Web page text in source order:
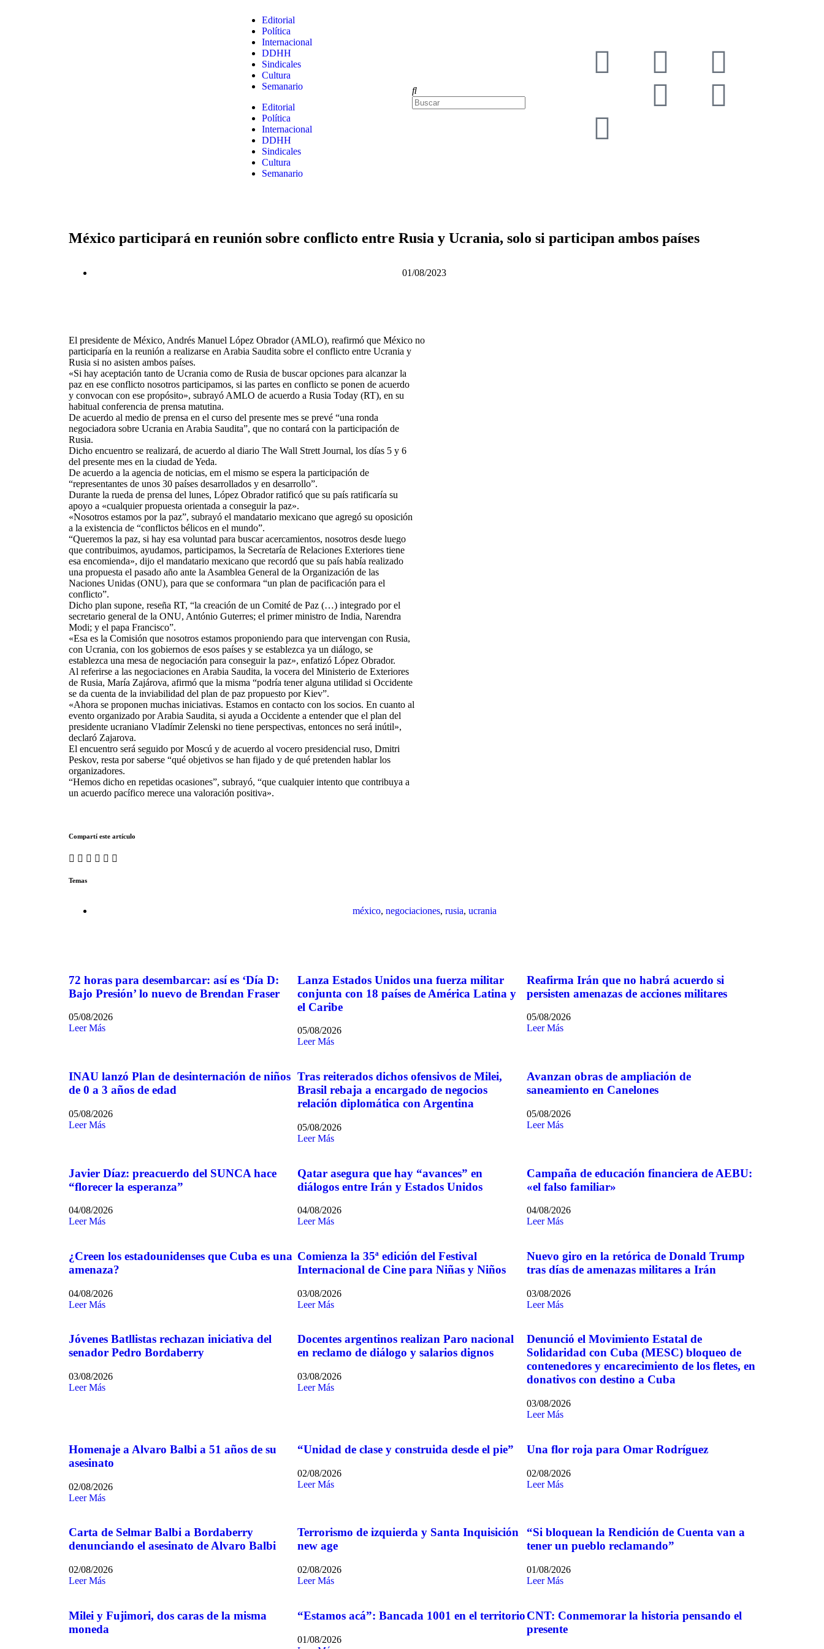
Editorial
Política
Internacional
DDHH
Sindicales
Cultura
Semanario
Editorial
Política
Internacional
DDHH
Sindicales
Cultura
Semanario
México participará en reunión sobre conflicto entre Rusia y Ucrania, solo si participan ambos países
01/08/2023
El presidente de México, Andrés Manuel López Obrador (AMLO), reafirmó que México no
participaría en la reunión a realizarse en Arabia Saudita sobre el conflicto entre Ucrania y
Rusia si no asisten ambos países.
«Si hay aceptación tanto de Ucrania como de Rusia de buscar opciones para alcanzar la
paz en ese conflicto nosotros participamos, si las partes en conflicto se ponen de acuerdo
y convocan con ese propósito», subrayó AMLO de acuerdo a Rusia Today (RT), en su
habitual conferencia de prensa matutina.
De acuerdo al medio de prensa en el curso del presente mes se prevé “una ronda
negociadora sobre Ucrania en Arabia Saudita”, que no contará con la participación de
Rusia.
Dicho encuentro se realizará, de acuerdo al diario The Wall Strett Journal, los días 5 y 6
del presente mes en la ciudad de Yeda.
De acuerdo a la agencia de noticias, em el mismo se espera la participación de
“representantes de unos 30 países desarrollados y en desarrollo”.
Durante la rueda de prensa del lunes, López Obrador ratificó que su país ratificaría su
apoyo a «cualquier propuesta orientada a conseguir la paz».
«Nosotros estamos por la paz”, subrayó el mandatario mexicano que agregó su oposición
a la existencia de “conflictos bélicos en el mundo”.
“Queremos la paz, si hay esa voluntad para buscar acercamientos, nosotros desde luego
que contribuimos, ayudamos, participamos, la Secretaría de Relaciones Exteriores tiene
esa encomienda», dijo el mandatario mexicano que recordó que su país había realizado
una propuesta el pasado año ante la Asamblea General de la Organización de las
Naciones Unidas (ONU), para que se conformara “un plan de pacificación para el
conflicto”.
Dicho plan supone, reseña RT, “la creación de un Comité de Paz (…) integrado por el
secretario general de la ONU, António Guterres; el primer ministro de India, Narendra
Modi; y el papa Francisco”.
«Esa es la Comisión que nosotros estamos proponiendo para que intervengan con Rusia,
con Ucrania, con los gobiernos de esos países y se establezca ya un diálogo, se
establezca una mesa de negociación para conseguir la paz», enfatizó López Obrador.
Al referirse a las negociaciones en Arabia Saudita, la vocera del Ministerio de Exteriores
de Rusia, María Zajárova, afirmó que la misma “podría tener alguna utilidad si Occidente
se da cuenta de la inviabilidad del plan de paz propuesto por Kiev”.
«Ahora se proponen muchas iniciativas. Estamos en contacto con los socios. En cuanto al
evento organizado por Arabia Saudita, si ayuda a Occidente a entender que el plan del
presidente ucraniano Vladímir Zelenski no tiene perspectivas, entonces no será inútil»,
declaró Zajarova.
El encuentro será seguido por Moscú y de acuerdo al vocero presidencial ruso, Dmitri
Peskov, resta por saberse “qué objetivos se han fijado y de qué pretenden hablar los
organizadores.
“Hemos dicho en repetidas ocasiones”, subrayó, “que cualquier intento que contribuya a
un acuerdo pacífico merece una valoración positiva».
Compartí este artículo
Temas
méxico, negociaciones, rusia, ucrania
72 horas para desembarcar: así es ‘Día D:
Bajo Presión’ lo nuevo de Brendan Fraser
05/08/2026
Leer Más
Lanza Estados Unidos una fuerza militar
conjunta con 18 países de América Latina y
el Caribe
05/08/2026
Leer Más
Reafirma Irán que no habrá acuerdo si
persisten amenazas de acciones militares
05/08/2026
Leer Más
INAU lanzó Plan de desinternación de niños
de 0 a 3 años de edad
05/08/2026
Leer Más
Tras reiterados dichos ofensivos de Milei,
Brasil rebaja a encargado de negocios
relación diplomática con Argentina
05/08/2026
Leer Más
Avanzan obras de ampliación de
saneamiento en Canelones
05/08/2026
Leer Más
Javier Díaz: preacuerdo del SUNCA hace
“florecer la esperanza”
04/08/2026
Leer Más
Qatar asegura que hay “avances” en
diálogos entre Irán y Estados Unidos
04/08/2026
Leer Más
Campaña de educación financiera de AEBU:
«el falso familiar»
04/08/2026
Leer Más
¿Creen los estadounidenses que Cuba es una
amenaza?
04/08/2026
Leer Más
Comienza la 35ª edición del Festival
Internacional de Cine para Niñas y Niños
03/08/2026
Leer Más
Nuevo giro en la retórica de Donald Trump
tras días de amenazas militares a Irán
03/08/2026
Leer Más
Jóvenes Batllistas rechazan iniciativa del
senador Pedro Bordaberry
03/08/2026
Leer Más
Docentes argentinos realizan Paro nacional
en reclamo de diálogo y salarios dignos
03/08/2026
Leer Más
Denunció el Movimiento Estatal de
Solidaridad con Cuba (MESC) bloqueo de
contenedores y encarecimiento de los fletes, en
donativos con destino a Cuba
03/08/2026
Leer Más
Homenaje a Alvaro Balbi a 51 años de su
asesinato
02/08/2026
Leer Más
“Unidad de clase y construida desde el pie”
02/08/2026
Leer Más
Una flor roja para Omar Rodríguez
02/08/2026
Leer Más
Carta de Selmar Balbi a Bordaberry
denunciando el asesinato de Alvaro Balbi
02/08/2026
Leer Más
Terrorismo de izquierda y Santa Inquisición
new age
02/08/2026
Leer Más
“Si bloquean la Rendición de Cuenta van a
tener un pueblo reclamando”
01/08/2026
Leer Más
Milei y Fujimori, dos caras de la misma
moneda
“Estamos acá”: Bancada 1001 en el territorio
01/08/2026
CNT: Conmemorar la historia pensando el
presente